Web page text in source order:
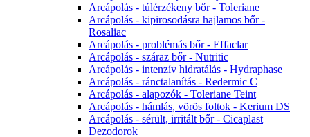
Arcápolás - túlérzékeny bőr - Toleriane
Arcápolás - kipirosodásra hajlamos bőr -
Rosaliac
Arcápolás - problémás bőr - Effaclar
Arcápolás - száraz bőr - Nutritic
Arcápolás - intenzív hidratálás - Hydraphase
Arcápolás - ránctalanítás - Redermic C
Arcápolás - alapozók - Toleriane Teint
Arcápolás - hámlás, vörös foltok - Kerium DS
Arcápolás - sérült, irritált bőr - Cicaplast
Dezodorok